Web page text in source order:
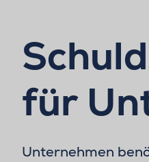
für
Unternehmen